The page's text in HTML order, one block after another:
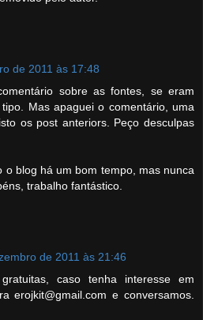
de 2011 às 17:48
sobre as fontes, se eram
Mas apaguei o comentário, uma
os post anteriors. Peço desculpas
o blog há um bom tempo, mas nunca
trabalho fantástico.
de 2011 às 21:46
caso tenha interesse em
erojkit@gmail.com e conversamos.